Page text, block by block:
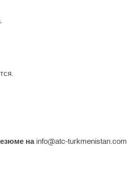
наinfo@atc-turkmenistan.com